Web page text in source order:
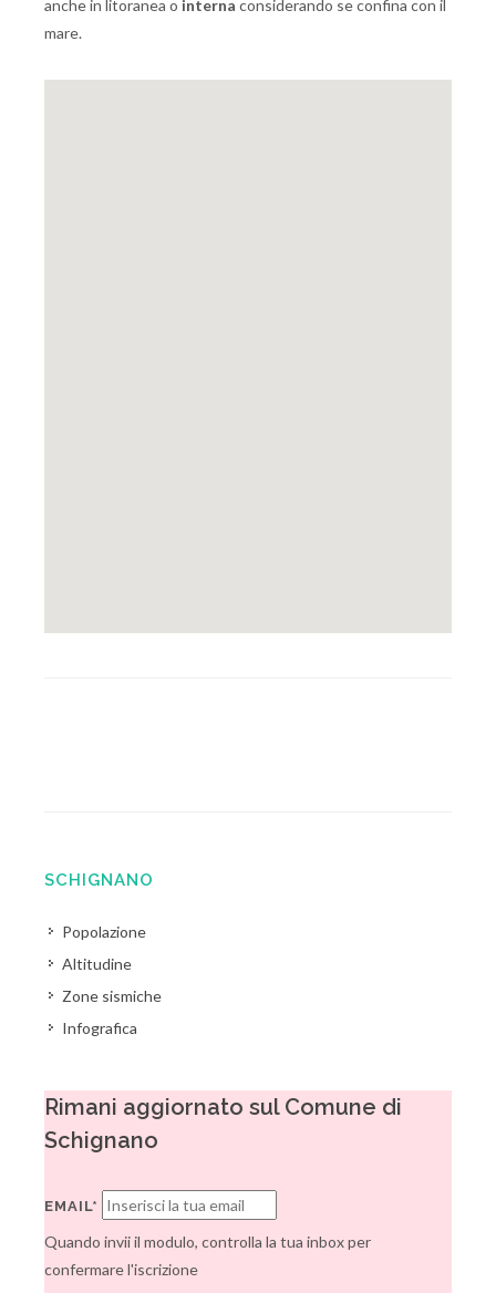
anche in litoranea o interna considerando se confina con il
mare.
SCHIGNANO
Popolazione
Altitudine
Zone sismiche
Infografica
Rimani aggiornato sul Comune di
Schignano
EMAIL*
Quando invii il modulo, controlla la tua inbox per
confermare l'iscrizione